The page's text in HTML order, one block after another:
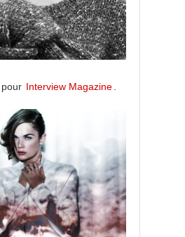
pour Interview Magazine.